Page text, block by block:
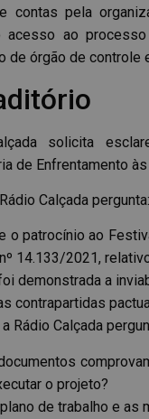
contas pela
acesso ao
de órgão de
solicita
de Enfrentamento
Calçada pergunta:
o patrocínio ao
14.133/2021,
demonstrada a
contrapartidas
Rádio Calçada
o projeto?
de trabalho e as